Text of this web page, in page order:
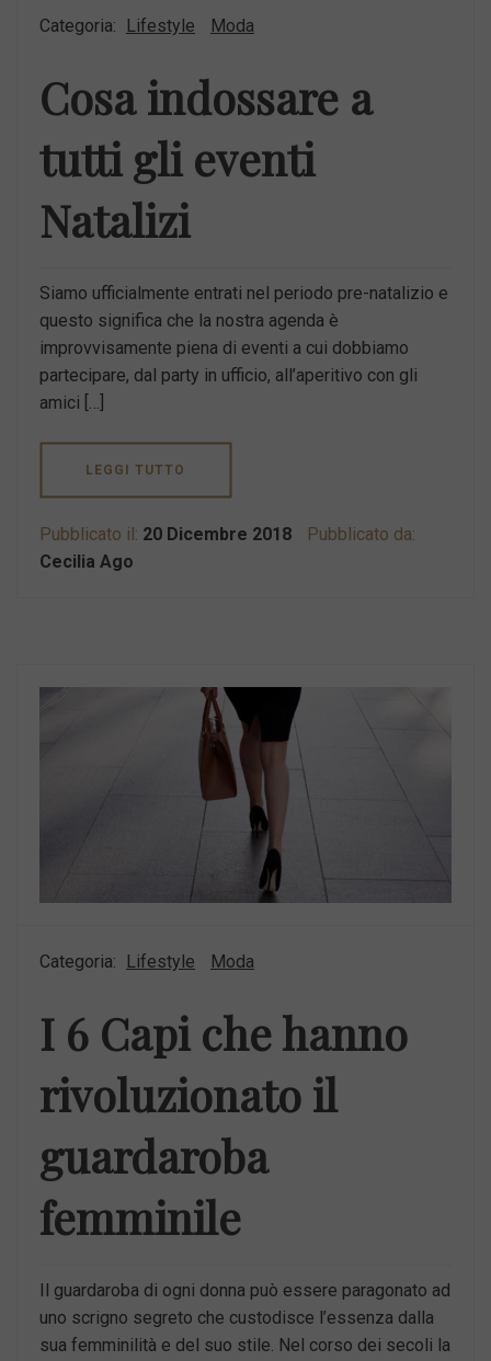
Categoria: Lifestyle Moda
Cosa indossare a
tutti gli eventi
Natalizi
Siamo ufficialmente entrati nel periodo pre-natalizio e
questo significa che la nostra agenda è
improvvisamente piena di eventi a cui dobbiamo
partecipare, dal party in ufficio, all’aperitivo con gli
amici […]
LEGGI TUTTO
Pubblicato il: 20 Dicembre 2018
Pubblicato da:
Cecilia Ago
Categoria: Lifestyle Moda
I 6 Capi che hanno
rivoluzionato il
guardaroba
femminile
Il guardaroba di ogni donna può essere paragonato ad
uno scrigno segreto che custodisce l’essenza dalla
sua femminilità e del suo stile. Nel corso dei secoli la